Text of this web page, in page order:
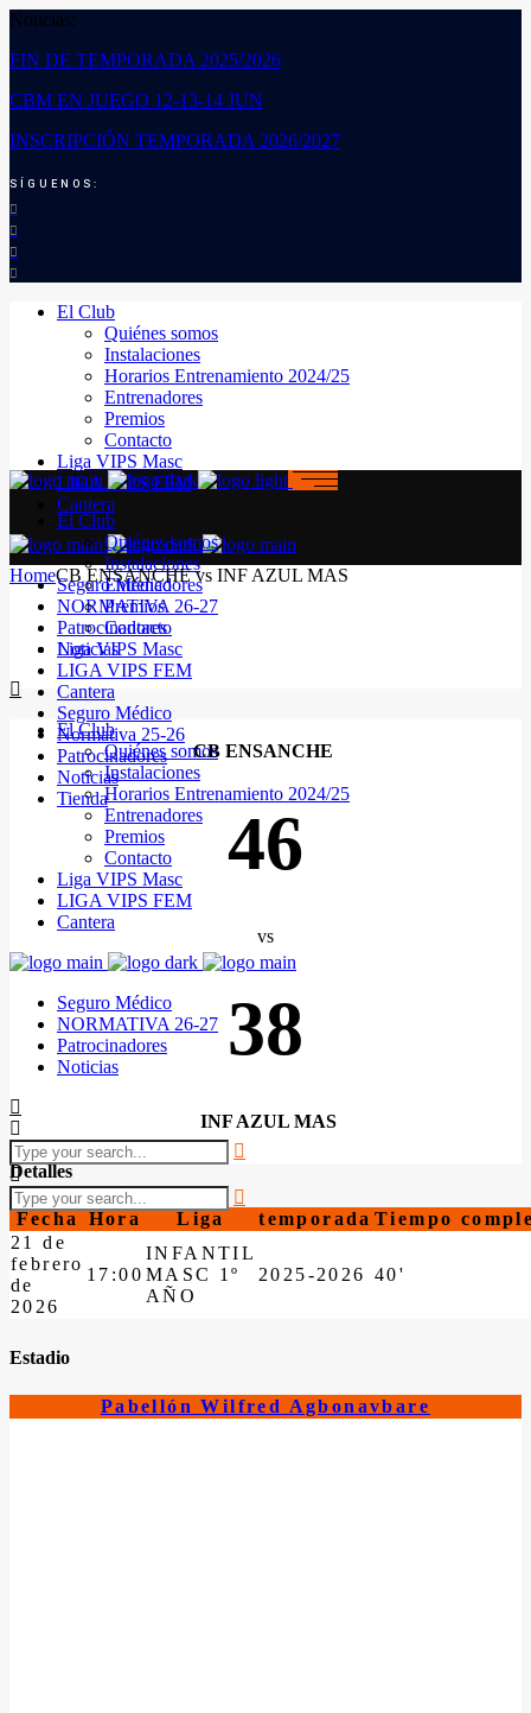
Noticias:
FIN DE TEMPORADA 2025/2026
CBM EN JUEGO 12-13-14 JUN
INSCRIPCIÓN TEMPORADA 2026/2027
SÍGUENOS:
El Club
Quiénes somos
Instalaciones
Horarios Entrenamiento 2024/25
Entrenadores
Premios
Contacto
Liga VIPS Masc
LIGA VIPS FEM
Cantera
Seguro Médico
NORMATIVA 26-27
Patrocinadores
Noticias
El Club
Quiénes somos
Instalaciones
Horarios Entrenamiento 2024/25
Entrenadores
Premios
Contacto
Liga VIPS Masc
LIGA VIPS FEM
Cantera
Seguro Médico
NORMATIVA 26-27
Patrocinadores
Noticias
El Club
Quiénes somos
Instalaciones
Entrenadores
Premios
Contacto
Liga VIPS Masc
LIGA VIPS FEM
Cantera
Seguro Médico
Normativa 25-26
Patrocinadores
Noticias
Tienda
HomeCB ENSANCHE vs INF AZUL MAS
CB ENSANCHE
46
vs
38
INF AZUL MAS
Detalles
Fecha Hora Liga temporada Tiempo
21 de
febrero
de
2026
17:00
INFANTIL
MASC 1º
AÑO
2025-2026 40'
Estadio
Pabellón Wilfred Agbonavbare